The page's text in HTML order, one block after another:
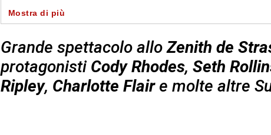
Mostra di più
Grande spettacolo alloZenith de
protagonisti Cody Rhodes, Seth
Ripley, Charlotte Flaire molte altre